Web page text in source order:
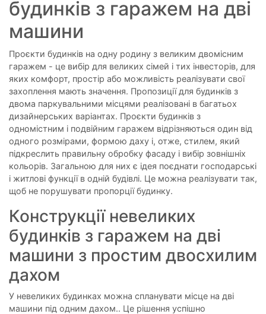
будинків з гаражем на дві
машини
Проєкти будинків на одну родину з великим двомісним
гаражем - це вибір для великих сімей і тих інвесторів, для
яких комфорт, простір або можливість реалізувати свої
захоплення мають значення. Пропозиції для будинків з
двома паркувальними місцями реалізовані в багатьох
дизайнерських варіантах. Проєкти будинків з
одномістним і подвійним гаражем відрізняються один від
одного розмірами, формою даху і, отже, стилем, який
підкреслить правильну обробку фасаду і вибір зовнішніх
кольорів. Загальною для них є ідея поєднати господарські
і житлові функції в одній будівлі. Це можна реалізувати так,
щоб не порушувати пропорції будинку.
Конструкції невеликих
будинків з гаражем на дві
машини з простим двосхилим
дахом
У невеликих будинках можна спланувати місце на дві
машини під одним дахом.. Це рішення успішно